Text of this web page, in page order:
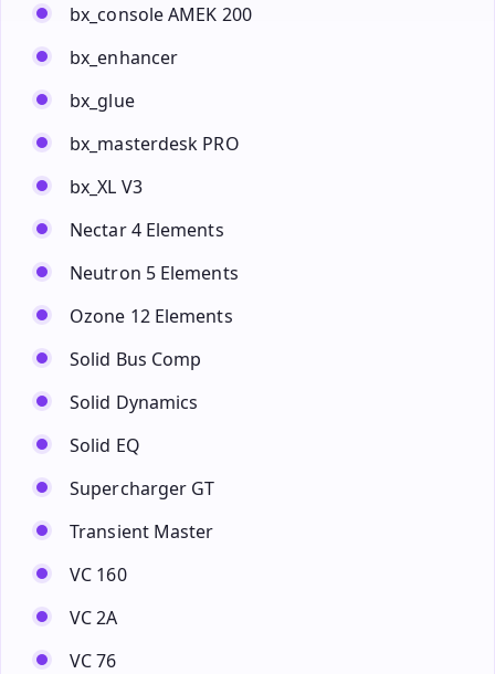
bx_console AMEK 200
bx_enhancer
bx_glue
bx_masterdesk PRO
bx_XL V3
Nectar 4 Elements
Neutron 5 Elements
Ozone 12 Elements
Solid Bus Comp
Solid Dynamics
Solid EQ
Supercharger GT
Transient Master
VC 160
VC 2A
VC 76